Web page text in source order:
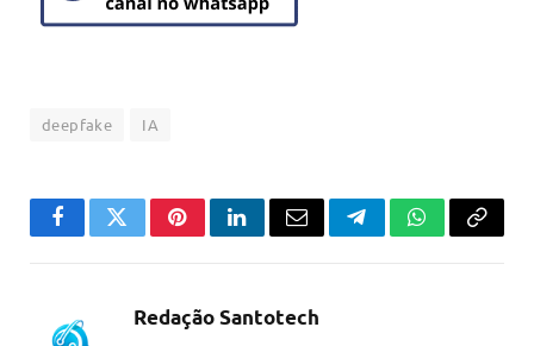
deepfake IA
FacebookTwitterPinterestLinkedInEmail TelegramWhatsApp
Copiar
Redação Santotech